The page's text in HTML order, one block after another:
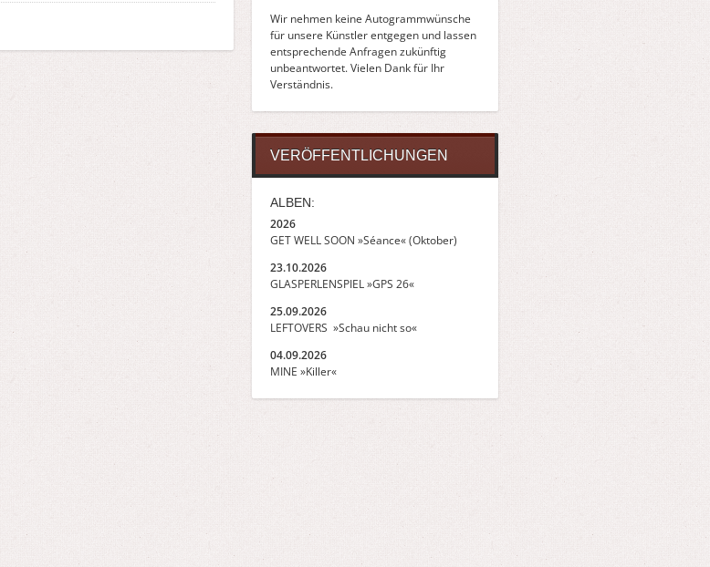
Wir nehmen keine Autogrammwünsche
für unsere Künstler entgegen und lassen
entsprechende Anfragen zukünftig
unbeantwortet. Vielen Dank für Ihr
Verständnis.
VERÖFFENTLICHUNGEN
ALBEN:
2026
GET WELL SOON »Séance« (Oktober)
23.10.2026
GLASPERLENSPIEL »GPS 26«
25.09.2026
LEFTOVERS »Schau nicht so«
04.09.2026
MINE »Killer«